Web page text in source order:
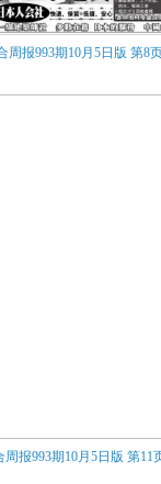
周报993期10月5日版 第8
周报993期10月5日版 第11